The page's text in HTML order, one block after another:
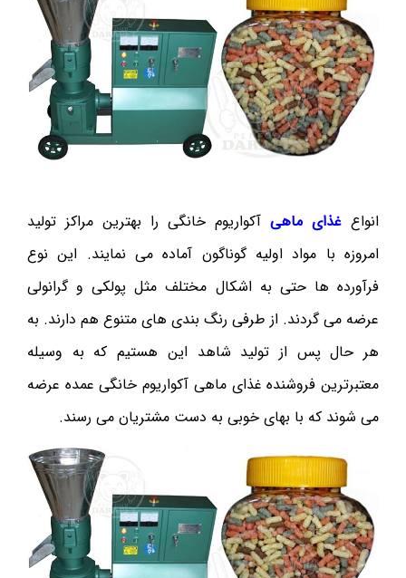
انواع غذای ماهی آکواریوم خانگی را بهترین مراکز تولید
امروزه با مواد اولیه گوناگون آماده می نمایند. این نوع
فرآورده ها حتی به اشکال مختلف مثل پولکی و گرانولی
عرضه می گردند. از طرفی رنگ بندی‌ های متنوع هم دارند. به
هر حال پس از تولید شاهد این هستیم که به وسیله
معتبرترین‌ فروشنده غذای ماهی آکواریوم خانگی عمده عرضه
می شوند که با بهای خوبی به دست مشتریان می رسند.